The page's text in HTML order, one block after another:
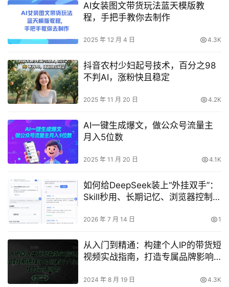
AI女装图文带货玩法蓝天模版教
程，手把手教你去制作
2025 年 12 月 4 日 4.3K
抖音农村少妇起号技术，百分之98
不判AI，涨粉快且稳定
2025 年 11 月 20 日 4.2K
AI一键生成爆文，做公众号流量主
月入5位数
2025 年 11 月 20 日 4.1K
如何给DeepSeek装上“外挂双手”：
Skill秒用、长期记忆、浏览器控制与
2026 年 7 月 14 日 1
从入门到精通：构建个人IP的带货短
视频实战指南，打造专属品牌影响
2024 年 8 月 19 日 4.3K